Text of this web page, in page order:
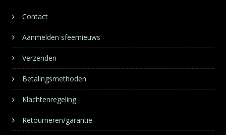
Contact
Aanmelden sfeernieuws
Verzenden
Betalingsmethoden
Klachtenregeling
Retourneren/garantie